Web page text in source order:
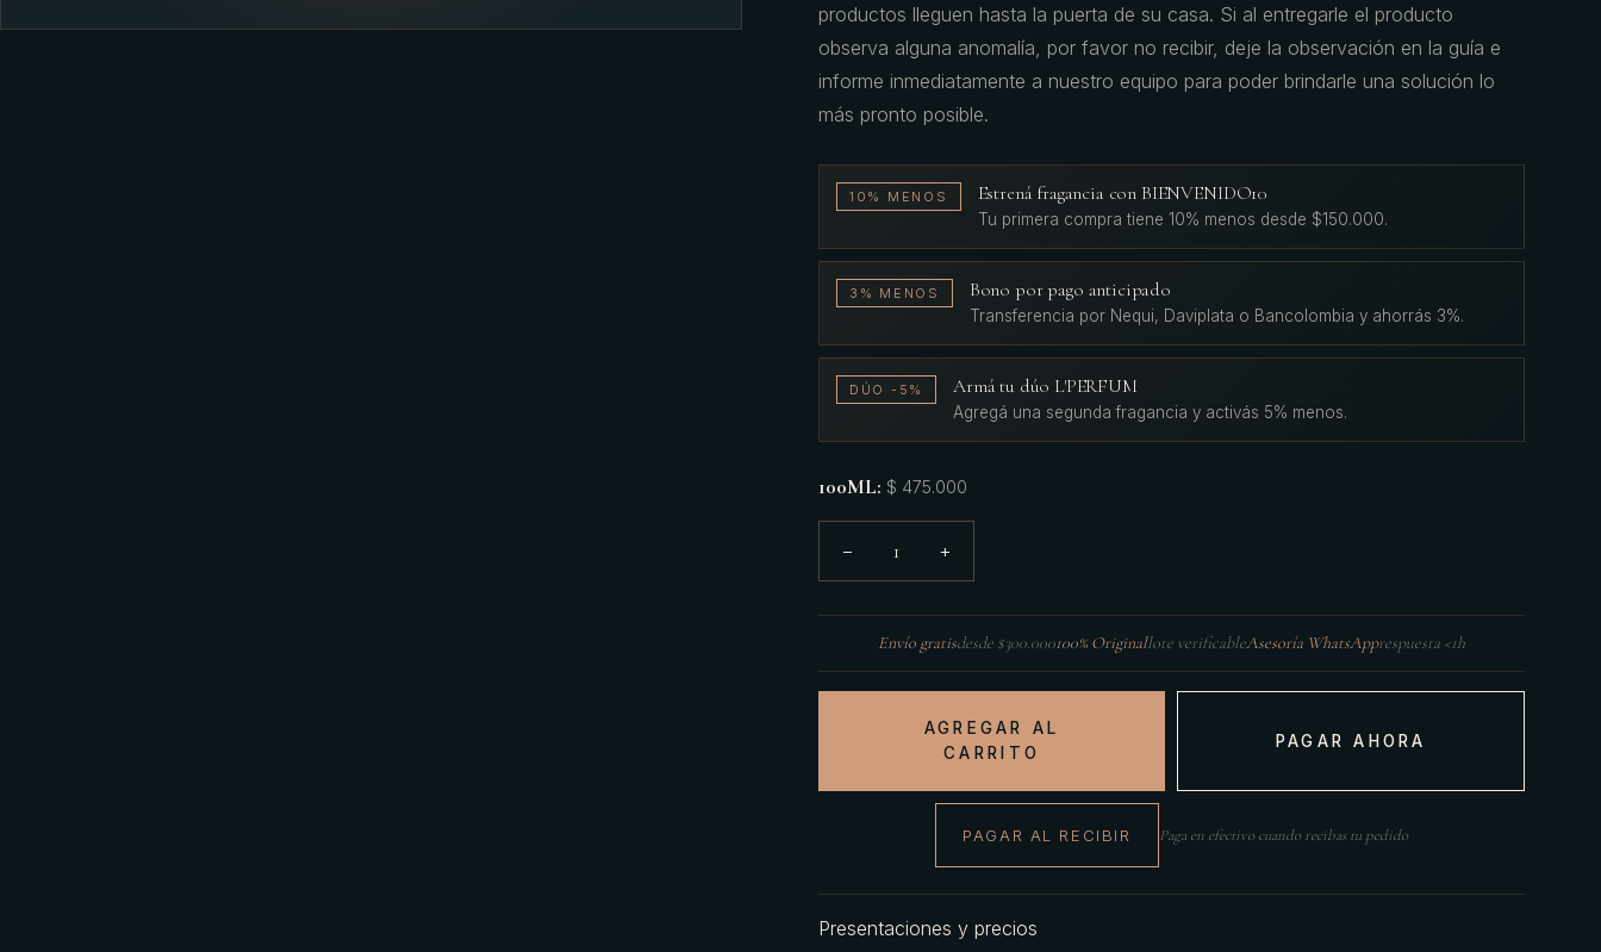
productos lleguen hasta la puerta de su casa. Si al entregarle el producto
observa alguna anomalía, por favor no recibir, deje la observación en la guía e
informe inmediatamente a nuestro equipo para poder brindarle una solución lo
más pronto posible.
10% MENOS Estrená fragancia con BIENVENIDO10
Tu primera compra tiene 10% menos desde $150.000.
3% MENOS Bono por pago anticipado
Transferencia por Nequi, Daviplata o Bancolombia y ahorrás 3%.
DÚO -5% Armá tu dúo L'PERFUM
Agregá una segunda fragancia y activás 5% menos.
100ML: $ 475.000
− 1 +
Envío gratisdesde $300.000100% Originallote verificableAsesoría WhatsApprespuesta <1h
AGREGAR AL
CARRITO
PAGAR AHORA
PAGAR AL RECIBIR Paga en efectivo cuando recibas tu pedido
Presentaciones y precios